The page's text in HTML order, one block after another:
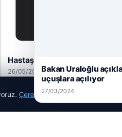
Bulkoon Toptan Ayakkabı
03/05/2026
Çerez Politikamız
Bakan Uraloğlu
uçuşlara açılıyor
27/03/2024